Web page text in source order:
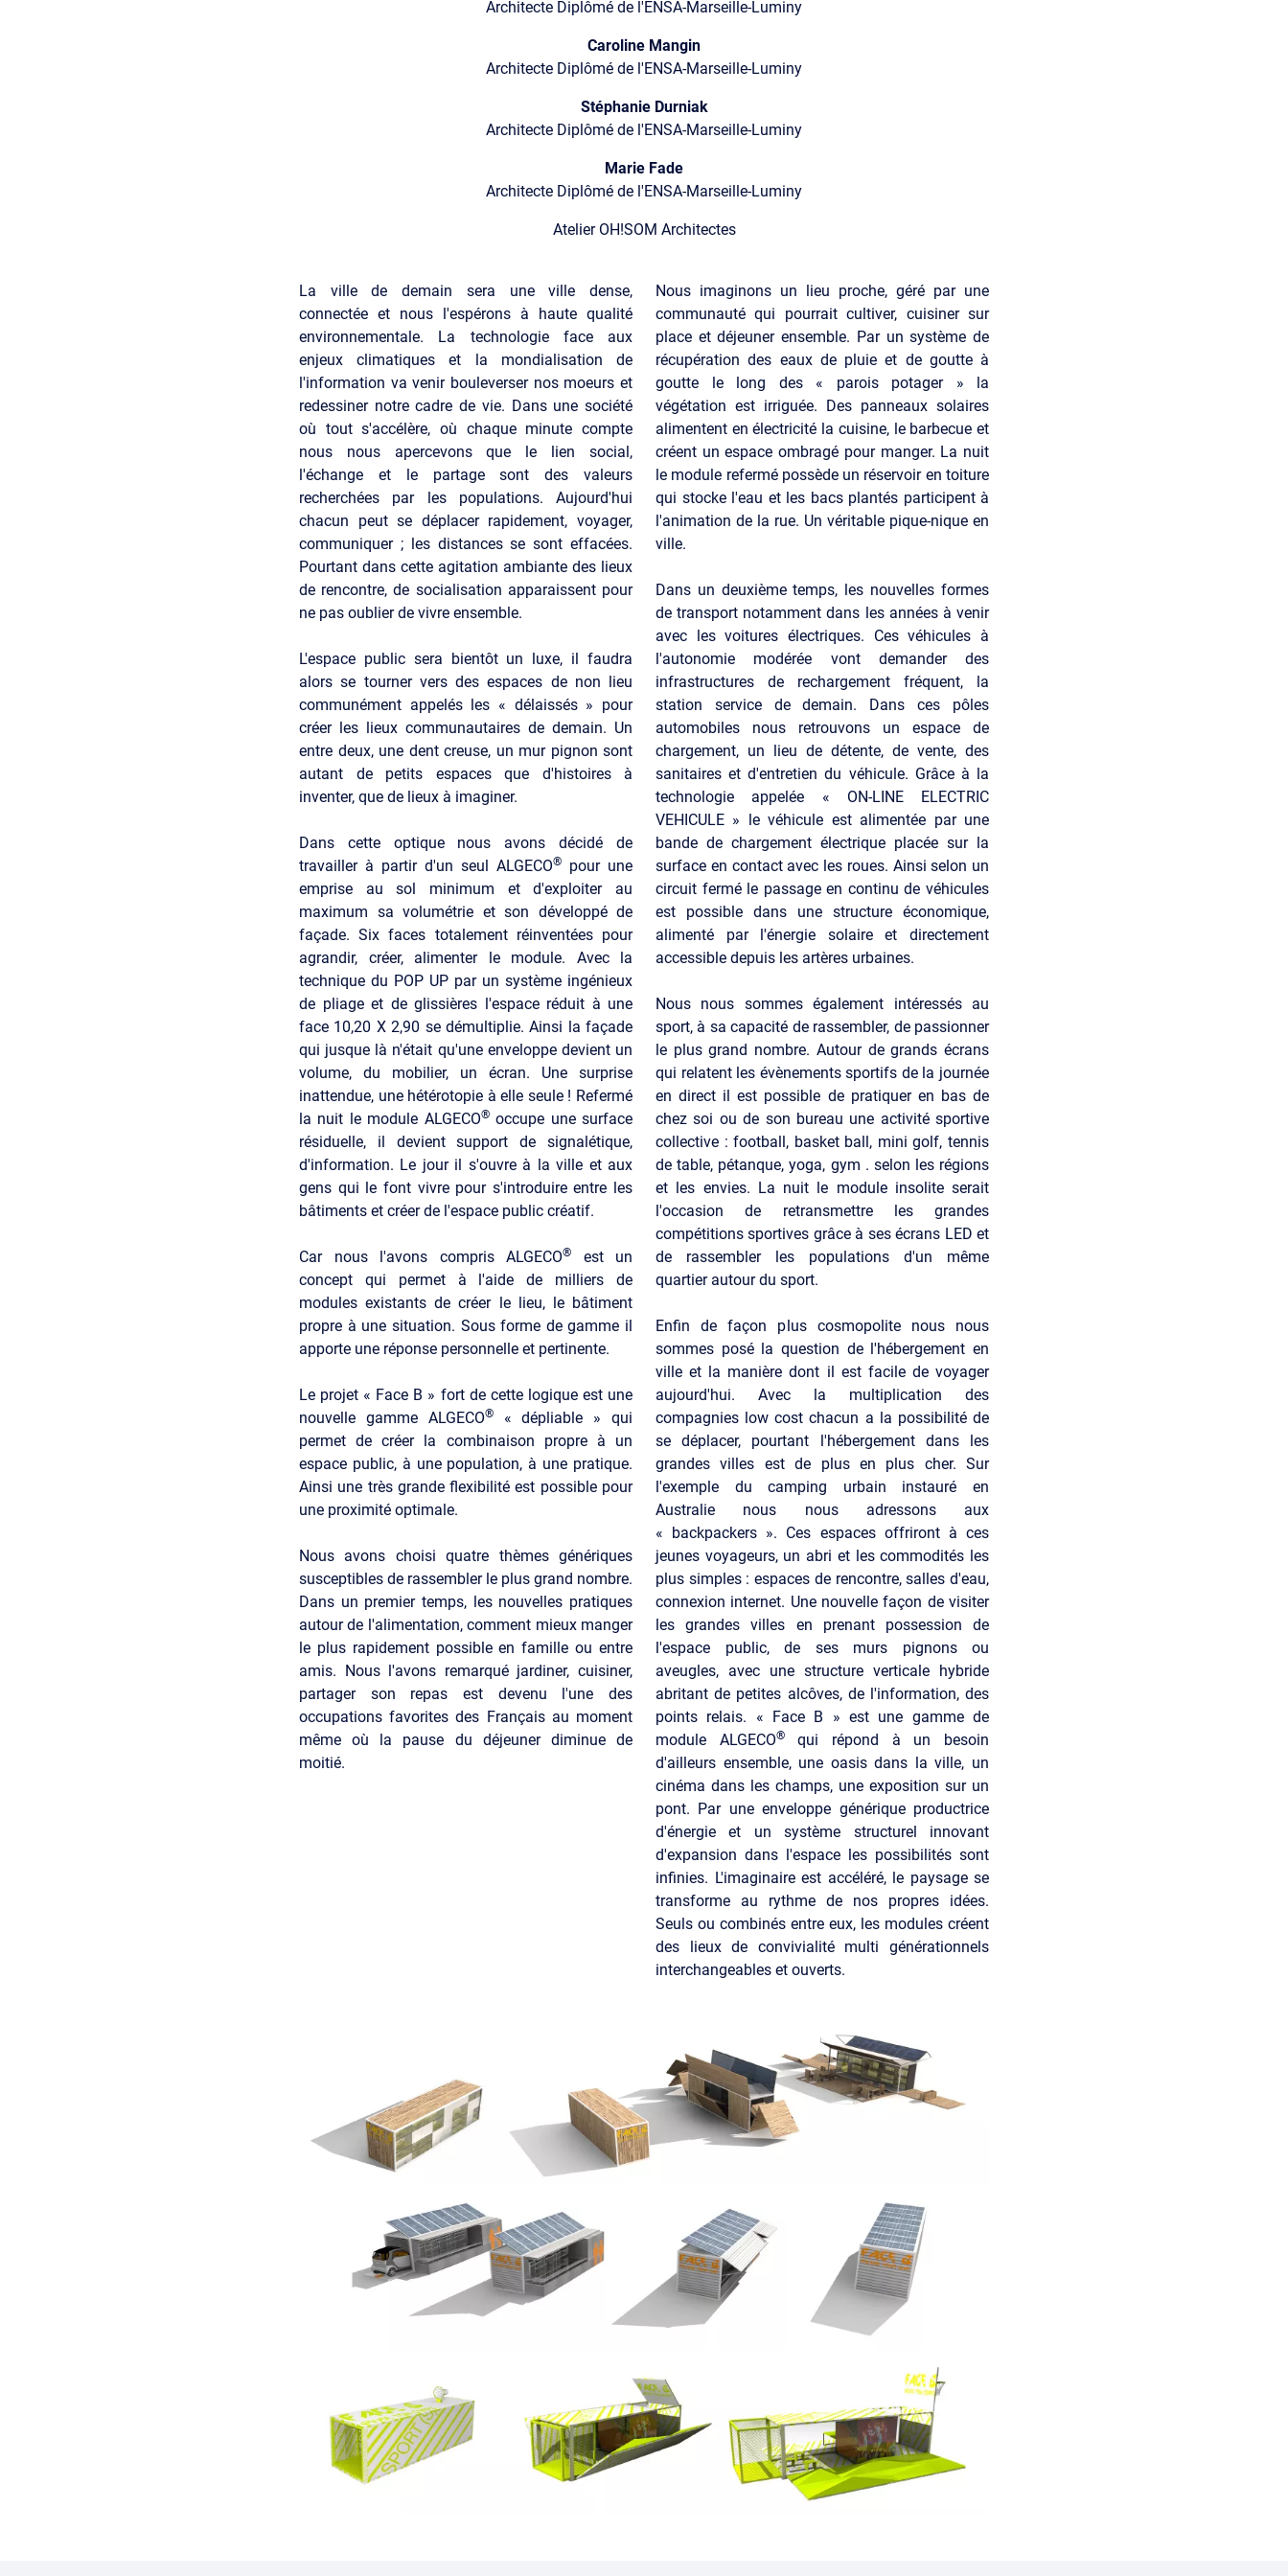
Architecte Diplômé de l'ENSA-Marseille-Luminy
Caroline Mangin
Architecte Diplômé de l'ENSA-Marseille-Luminy
Stéphanie Durniak
Architecte Diplômé de l'ENSA-Marseille-Luminy
Marie Fade
Architecte Diplômé de l'ENSA-Marseille-Luminy
Atelier OH!SOM Architectes
La ville de demain sera une ville dense,
connectée et nous l'espérons à haute qualité
environnementale. La technologie face aux
enjeux climatiques et la mondialisation de
l'information va venir bouleverser nos moeurs et
redessiner notre cadre de vie. Dans une société
où tout s'accélère, où chaque minute compte
nous nous apercevons que le lien social,
l'échange et le partage sont des valeurs
recherchées par les populations. Aujourd'hui
chacun peut se déplacer rapidement, voyager,
communiquer ; les distances se sont effacées.
Pourtant dans cette agitation ambiante des lieux
de rencontre, de socialisation apparaissent pour
ne pas oublier de vivre ensemble.
L'espace public sera bientôt un luxe, il faudra
alors se tourner vers des espaces de non lieu
communément appelés les « délaissés » pour
créer les lieux communautaires de demain. Un
entre deux, une dent creuse, un mur pignon sont
autant de petits espaces que d'histoires à
inventer, que de lieux à imaginer.
Dans cette optique nous avons décidé de
travailler à partir d'un seul ALGECO®
pour une
emprise au sol minimum et d'exploiter au
maximum sa volumétrie et son développé de
façade. Six faces totalement réinventées pour
agrandir, créer, alimenter le module. Avec la
technique du POP UP par un système ingénieux
de pliage et de glissières l'espace réduit à une
face 10,20 X 2,90 se démultiplie. Ainsi la façade
qui jusque là n'était qu'une enveloppe devient un
volume, du mobilier, un écran. Une surprise
inattendue, une hétérotopie à elle seule ! Refermé
la nuit le module ALGECO®occupe une surface
résiduelle, il devient support de signalétique,
d'information. Le jour il s'ouvre à la ville et aux
gens qui le font vivre pour s'introduire entre les
bâtiments et créer de l'espace public créatif.
Car nous l'avons compris ALGECO®
est un
concept qui permet à l'aide de milliers de
modules existants de créer le lieu, le bâtiment
propre à une situation. Sous forme de gamme il
apporte une réponse personnelle et pertinente.
Le projet « Face B » fort de cette logique est une
nouvelle gamme ALGECO®« dépliable » qui
permet de créer la combinaison propre à un
espace public, à une population, à une pratique.
Ainsi une très grande flexibilité est possible pour
une proximité optimale.
Nous avons choisi quatre thèmes génériques
susceptibles de rassembler le plus grand nombre.
Dans un premier temps, les nouvelles pratiques
autour de l'alimentation, comment mieux manger
le plus rapidement possible en famille ou entre
amis. Nous l'avons remarqué jardiner, cuisiner,
partager son repas est devenu l'une des
occupations favorites des Français au moment
même où la pause du déjeuner diminue de
moitié.
Nous imaginons un lieu proche, géré par une
communauté qui pourrait cultiver, cuisiner sur
place et déjeuner ensemble. Par un système de
récupération des eaux de pluie et de goutte à
goutte le long des « parois potager » la
végétation est irriguée. Des panneaux solaires
alimentent en électricité la cuisine, le barbecue et
créent un espace ombragé pour manger. La nuit
le module refermé possède un réservoir en toiture
qui stocke l'eau et les bacs plantés participent à
l'animation de la rue. Un véritable pique-nique en
ville.
Dans un deuxième temps, les nouvelles formes
de transport notamment dans les années à venir
avec les voitures électriques. Ces véhicules à
l'autonomie modérée vont demander des
infrastructures de rechargement fréquent, la
station service de demain. Dans ces pôles
automobiles nous retrouvons un espace de
chargement, un lieu de détente, de vente, des
sanitaires et d'entretien du véhicule. Grâce à la
technologie appelée « ON-LINE ELECTRIC
VEHICULE » le véhicule est alimentée par une
bande de chargement électrique placée sur la
surface en contact avec les roues. Ainsi selon un
circuit fermé le passage en continu de véhicules
est possible dans une structure économique,
alimenté par l'énergie solaire et directement
accessible depuis les artères urbaines.
Nous nous sommes également intéressés au
sport, à sa capacité de rassembler, de passionner
le plus grand nombre. Autour de grands écrans
qui relatent les évènements sportifs de la journée
en direct il est possible de pratiquer en bas de
chez soi ou de son bureau une activité sportive
collective : football, basket ball, mini golf, tennis
de table, pétanque, yoga, gym . selon les régions
et les envies. La nuit le module insolite serait
l'occasion de retransmettre les grandes
compétitions sportives grâce à ses écrans LED et
de rassembler les populations d'un même
quartier autour du sport.
Enfin de façon plus cosmopolite nous nous
sommes posé la question de l'hébergement en
ville et la manière dont il est facile de voyager
aujourd'hui. Avec la multiplication des
compagnies low cost chacun a la possibilité de
se déplacer, pourtant l'hébergement dans les
grandes villes est de plus en plus cher. Sur
l'exemple du camping urbain instauré en
Australie nous nous adressons aux
« backpackers ». Ces espaces offriront à ces
jeunes voyageurs, un abri et les commodités les
plus simples : espaces de rencontre, salles d'eau,
connexion internet. Une nouvelle façon de visiter
les grandes villes en prenant possession de
l'espace public, de ses murs pignons ou
aveugles, avec une structure verticale hybride
abritant de petites alcôves, de l'information, des
points relais. « Face B » est une gamme de
module ALGECO®qui répond à un besoin
d'ailleurs ensemble, une oasis dans la ville, un
cinéma dans les champs, une exposition sur un
pont. Par une enveloppe générique productrice
d'énergie et un système structurel innovant
d'expansion dans l'espace les possibilités sont
infinies. L'imaginaire est accéléré, le paysage se
transforme au rythme de nos propres idées.
Seuls ou combinés entre eux, les modules créent
des lieux de convivialité multi générationnels
interchangeables et ouverts.